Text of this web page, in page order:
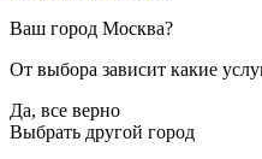
Ваш город Москва?
От выбора зависит какие
Да, все верно
Выбрать другой город